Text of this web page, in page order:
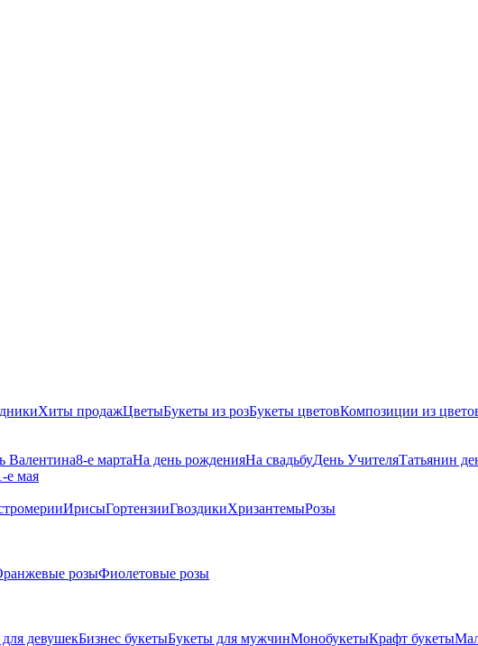
Хиты продажЦветыБукеты из розБукеты цветовКомпозиции из
Валентина8-е мартаНа день рожденияНа свадьбуДень УчителяТатьянин
е мая
ИрисыГортензииГвоздикиХризантемыРозы
розыФиолетовые розы
девушекБизнес букетыБукеты для мужчинМонобукетыКрафт букеты